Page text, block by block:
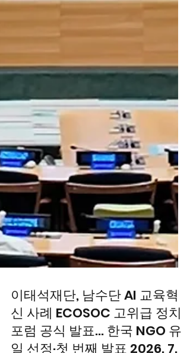
이태석재단, 남수단 AI 교육혁
신 사례 ECOSOC 고위급 정치